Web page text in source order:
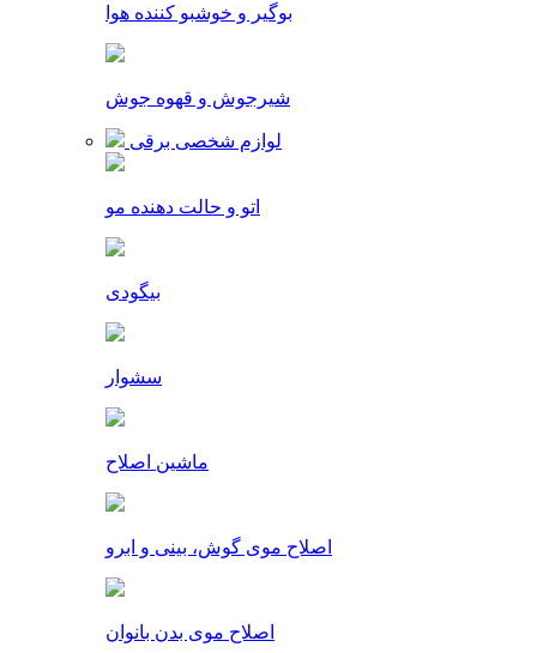
بوگیر و خوشبو کننده هوا
شیرجوش و قهوه جوش
لوازم شخصی برقی
اتو و حالت دهنده مو
بیگودی
سشوار
ماشین اصلاح
اصلاح موی گوش، بینی و ابرو
اصلاح موی بدن بانوان